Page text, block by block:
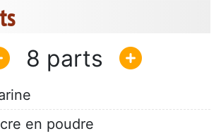
8
en poudre